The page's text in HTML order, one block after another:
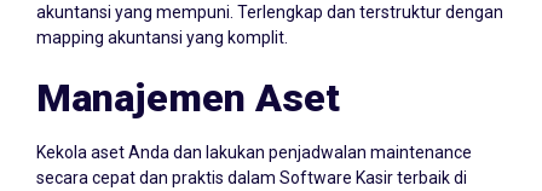
mapping akuntansi yang komplit.
Manajemen Aset
secara cepat dan praktis dalam Software Kasir terbaik di
Magetan.